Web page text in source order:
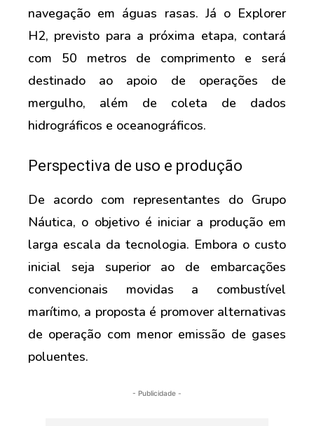
navegação em águas rasas. Já o Explorer
H2, previsto para a próxima etapa, contará
com 50 metros de comprimento e será
destinado ao apoio de operações de
mergulho, além de coleta de dados
hidrográficos e oceanográficos.
Perspectiva de uso e produção
De acordo com representantes do Grupo
Náutica, o objetivo é iniciar a produção em
larga escala da tecnologia. Embora o custo
inicial seja superior ao de embarcações
convencionais movidas a combustível
marítimo, a proposta é promover alternativas
de operação com menor emissão de gases
poluentes.
- Publicidade -